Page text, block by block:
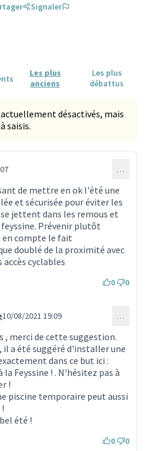
Signaler
Les plus
anciens
Les plus
débattus
désactivés, mais
saisis.
…
de mettre en ok l'été une
et sécurisée pour éviter les
se jettent dans les remous et
Prévenir plutôt
compte le fait
doublé de la proximité avec
cyclables
0 0
au commentaire 778)
10/08/2021 19:09 …
, merci de cette suggestion.
a été suggéré d'installer une
dans ce but ici :
Feyssine ! . N'hésitez pas à
!
piscine temporaire peut aussi
été !
0 0